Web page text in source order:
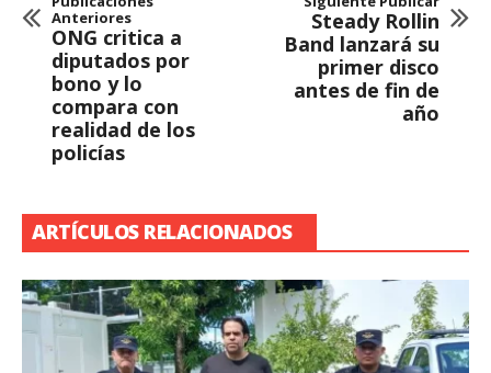
Anteriores
ONG critica a
diputados por
bono y lo
compara con
realidad de los
policías
Steady Rollin
Band lanzará su
primer disco
antes de fin de
año
ARTÍCULOS RELACIONADOS